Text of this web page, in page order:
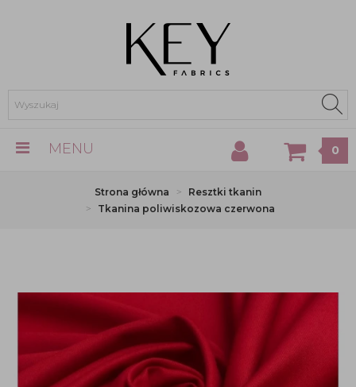
MENU 0
Strona główna
Resztki tkanin
Tkanina poliwiskozowa czerwona